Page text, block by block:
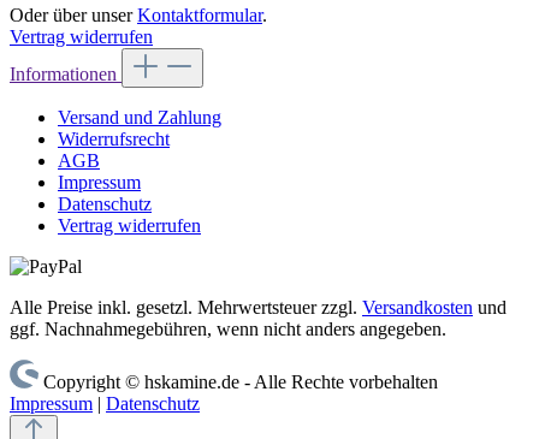
Oder über unserKontaktformular.
Vertrag widerrufen
Informationen
Versand und Zahlung
Widerrufsrecht
AGB
Impressum
Datenschutz
Vertrag widerrufen
Alle Preise inkl. gesetzl. Mehrwertsteuer zzgl. Versandkosten und
ggf. Nachnahmegebühren, wenn nicht anders angegeben.
Copyright © hskamine.de - Alle Rechte vorbehalten
Impressum | Datenschutz